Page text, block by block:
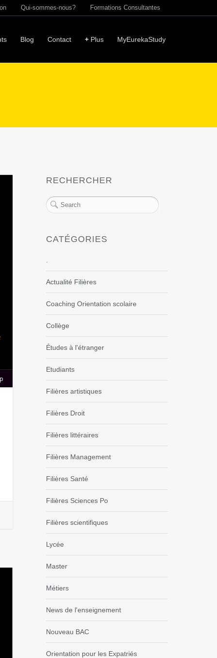
Qui-sommes-nous? Formations Consultantes
Blog Contact + Plus MyEurekaStudy
RECHERCHER
CATÉGORIES
Actualité Filières
Coaching Orientation scolaire
Collège
Études à l'étranger
Etudiants
Filières artistiques
Filières Droit
Filières littéraires
Filières Management
Filières Santé
Filières Sciences Po
Filières scientifiques
Lycée
Master
Métiers
News de l'enseignement
Nouveau BAC
Orientation pour les Expatriés